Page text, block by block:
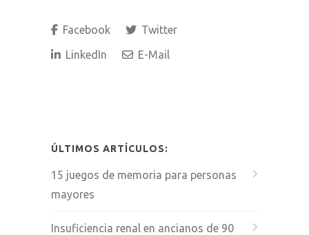
Facebook
Twitter
LinkedIn
E-Mail
ÚLTIMOS ARTÍCULOS:
15 juegos de memoria para personas
mayores
Insuficiencia renal en ancianos de 90